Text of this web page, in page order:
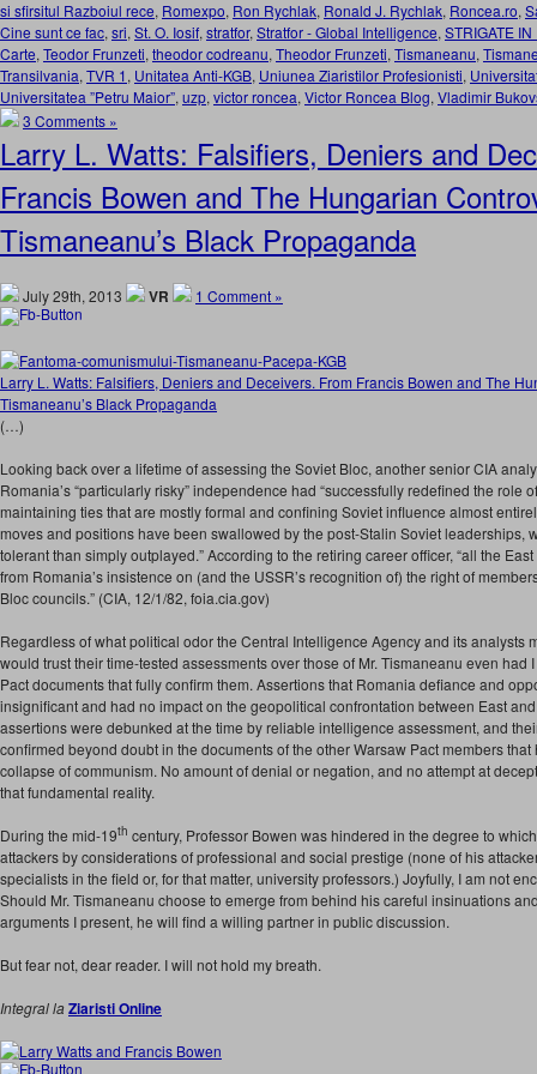
si sfirsitul Razboiul rece, Romexpo, Ron Rychlak, Ronald J. Rychlak, Roncea.ro,
Cine sunt ce fac, sri, St. O. Iosif, stratfor, Stratfor - Global Intelligence, STRIGATE
Carte, Teodor Frunzeti, theodor codreanu, Theodor Frunzeti, Tismaneanu,
Transilvania, TVR 1, Unitatea Anti-KGB, Uniunea Ziaristilor Profesionisti,
Universitatea ”Petru Maior”, uzp, victor roncea, Victor Roncea Blog, Vladimir
3 Comments »
Larry L. Watts: Falsifiers, Deniers and
Francis Bowen and The Hungarian
Tismaneanu’s Black Propaganda
July 29th, 2013 VR 1 Comment »
Larry L. Watts: Falsifiers, Deniers and Deceivers. From Francis Bowen and The
Tismaneanu’s Black Propaganda
(…)
Looking back over a lifetime of assessing the Soviet Bloc, another senior CIA
Romania’s “particularly risky” independence had “successfully redefined the role
maintaining ties that are mostly formal and confining Soviet influence almost
moves and positions have been swallowed by the post-Stalin Soviet leaderships,
tolerant than simply outplayed.” According to the retiring career officer, “all the
from Romania’s insistence on (and the USSR’s recognition of) the right of
Bloc councils.” (CIA, 12/1/82, foia.cia.gov)
Regardless of what political odor the Central Intelligence Agency and its analysts
would trust their time-tested assessments over those of Mr. Tismaneanu even had
Pact documents that fully confirm them. Assertions that Romania defiance and
insignificant and had no impact on the geopolitical confrontation between East
assertions were debunked at the time by reliable intelligence assessment, and
confirmed beyond doubt in the documents of the other Warsaw Pact members
collapse of communism. No amount of denial or negation, and no attempt at
that fundamental reality.
During the mid-19th century, Professor Bowen was hindered in the degree to
attackers by considerations of professional and social prestige (none of his
specialists in the field or, for that matter, university professors.) Joyfully, I am not
Should Mr. Tismaneanu choose to emerge from behind his careful insinuations
arguments I present, he will find a willing partner in public discussion.
But fear not, dear reader. I will not hold my breath.
Integral laZiaristi Online